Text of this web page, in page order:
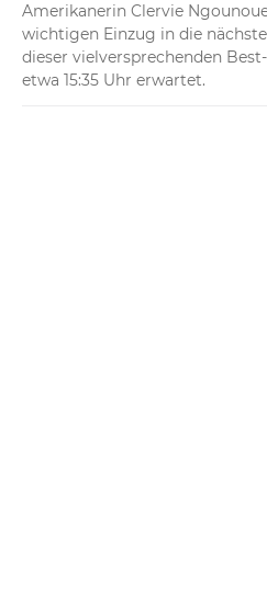
Amerikanerin Clervie
wichtigen Einzug in die
dieser vielversprechenden
etwa 15:35 Uhr erwartet.